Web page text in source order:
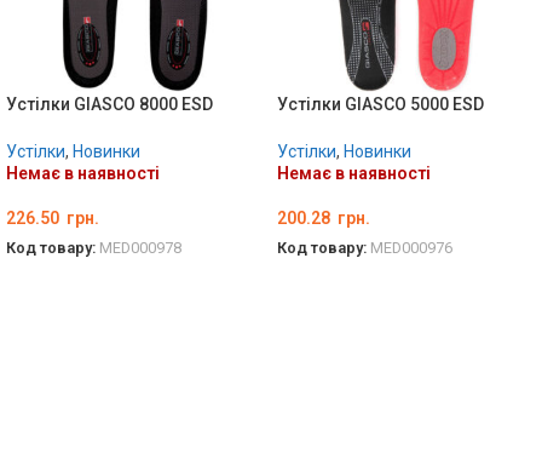
Устілки GIASCO 8000 ESD
Устілки, Новинки
Немає в наявності
226.50 грн.
Код товару: MED000978
Устілки GIASCO 5000 ESD
Устілки, Новинки
Немає в наявності
200.28 грн.
Код товару: MED000976